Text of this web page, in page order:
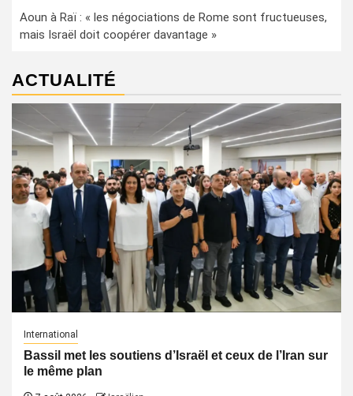
Aoun à Raï : « les négociations de Rome sont fructueuses,
mais Israël doit coopérer davantage »
ACTUALITÉ
International
Bassil met les soutiens d’Israël et ceux de l’Iran sur
le même plan